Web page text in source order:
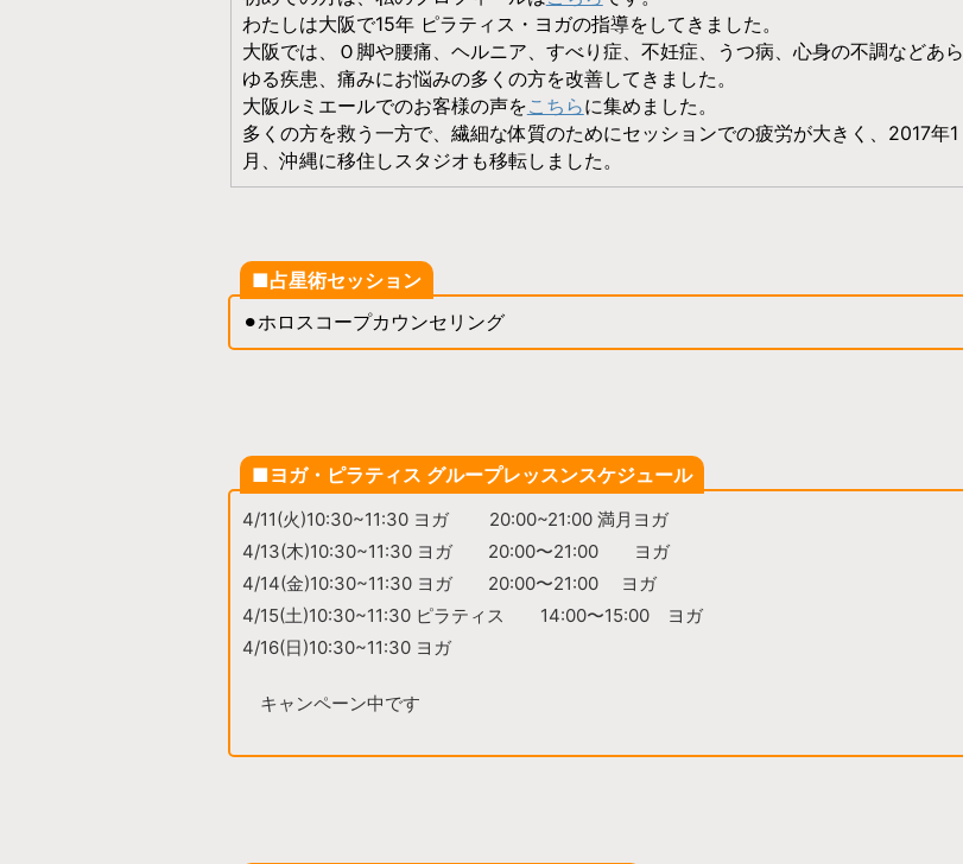
わたしは大阪で15年 ピラティス・ヨガの指導をしてきました。
大阪では、Ｏ脚や腰痛、ヘルニア、すべり症、不妊症、うつ病、心身の不調などあら
ゆる疾患、痛みにお悩みの多くの方を改善してきました。
大阪ルミエールでのお客様の声をこちらに集めました。
多くの方を救う一方で、繊細な体質のためにセッションでの疲労が大きく、2017年1
月、沖縄に移住しスタジオも移転しました。
■占星術セッション
⚫︎ホロスコープカウンセリング
■ヨガ・ピラティス グループレッスンスケジュール
4/11(火)10:30~11:30 ヨガ 20:00~21:00 満月ヨガ
4/13(木)10:30~11:30 ヨガ 20:00〜21:00 ヨガ
4/14(金)10:30~11:30 ヨガ 20:00〜21:00 ヨガ
4/15(土)10:30~11:30 ピラティス 14:00〜15:00 ヨガ
4/16(日)10:30~11:30 ヨガ
キャンペーン中です